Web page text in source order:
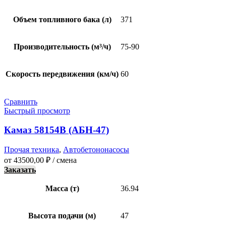
Объем топливного бака (л) 371
Производительность (м³/ч) 75-90
Скорость передвижения (км/ч) 60
Сравнить
Быстрый просмотр
Камаз 58154В (АБН-47)
Прочая техника, Автобетононасосы
от 43500,00 ₽ / смена
Заказать
Масса (т) 36.94
Высота подачи (м) 47